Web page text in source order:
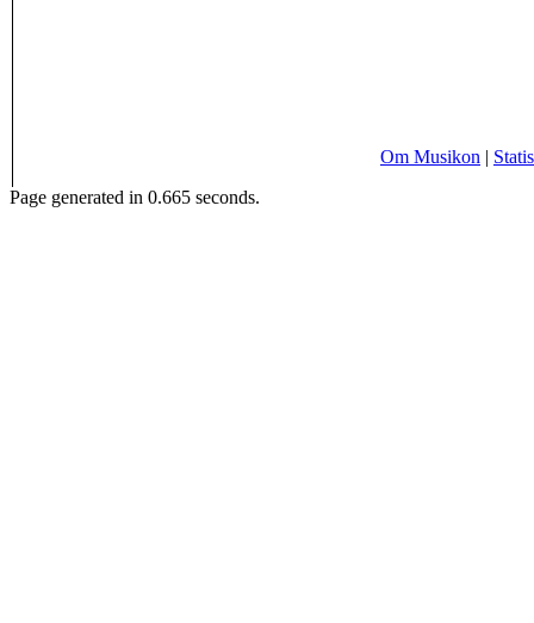
Om Musikon |
Page generated in 0.665 seconds.